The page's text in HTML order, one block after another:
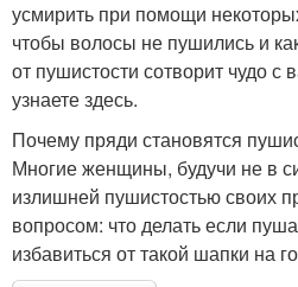
усмирить при помощи
чтобы волосы не пушились и
от пушистости сотворит чудо
узнаете здесь.
Почему пряди становятся
Многие женщины, будучи не в
излишней пушистостью своих
вопросом: что делать если
избавиться от такой шапки на